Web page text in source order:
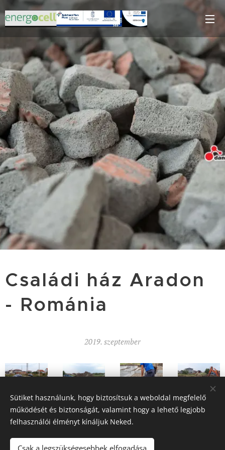
Családi ház Aradon
- Románia
2019. szeptember
Sütiket használunk, hogy biztosítsuk a weboldal megfelelő
működését és biztonságát, valamint hogy a lehető legjobb
felhasználói élményt kínáljuk Neked.
Csak a legszükségesebbek elfogadása